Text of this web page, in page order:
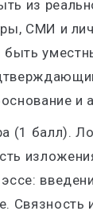
из
СМИ и
и
(1 балл).
Связность